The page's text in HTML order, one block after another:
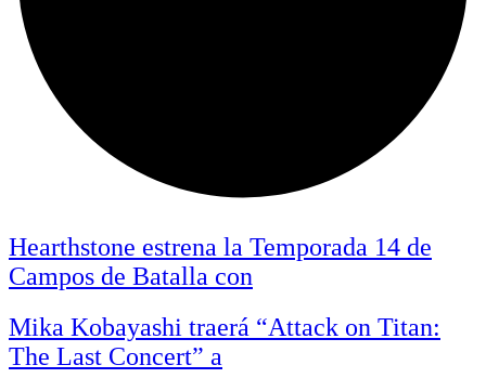
Hearthstone estrena la Temporada 14 de
Campos de Batalla con
Mika Kobayashi traerá “Attack on Titan:
The Last Concert” a